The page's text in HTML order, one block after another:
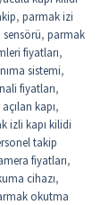
, parmak izi
, parmak
fiyatları,
sistemi,
fiyatları,
kapı,
izli kapı kilidi
takip
fiyatları,
cihazı,
okutma